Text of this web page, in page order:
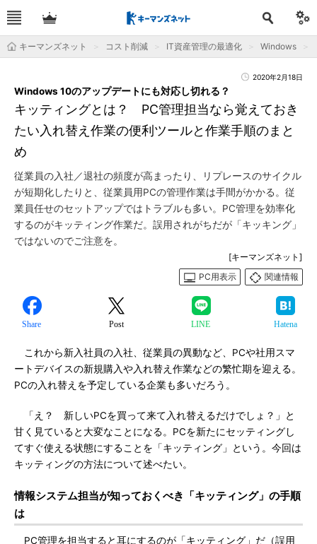
キーマンズネット コスト削減 IT資産管理の最適化 Windows
2020年2月18日
キッティングとは？ PC管理担当なら覚えておき
たい入れ替え作業の便利ツールと作業手順のまと
め
Windows 10のアップデートにも対応し切れる？
従業員の入社／退社の頻度が高まったり、リプレースのサイクル
が短期化したりと、従業員用PCの管理作業は手間がかかる。従
業員任せのセットアップではトラブルも多い。PC管理を効率化
するのがキッティング作業だ。誤用されがちだが「キッキング」
ではないのでご注意を。
[キーマンズネット]
PC用表示
関連情報
Share Post LINE Hatena
これから新入社員の入社、従業員の異動など、PCや社用スマ
ートデバイスの新規購入や入れ替え作業などの繁忙期を迎える。
PCの入れ替えを予定している企業も多いだろう。
「え？ 新しいPCを買って来て入れ替えるだけでしょ？」と
甘く見ていると大変なことになる。PCを新たにセッティングし
てすぐ使える状態にすることを「キッティング」という。今回は
キッティングの方法について述べたい。
情報システム担当が知っておくべき「キッティング」の手順
は
PC管理を担当すると耳にするのが「キッティング」だ（誤用